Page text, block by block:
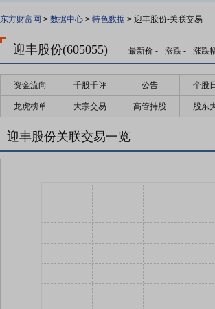
东方财富网 > 数据中心 > 特色数据 > 迎丰股份-关联交易
迎丰股份(605055) 最新价 - 涨跌 - 涨跌
资金流向 千股千评 公告 个股
龙虎榜单 大宗交易 高管持股 股东
迎丰股份关联交易一览